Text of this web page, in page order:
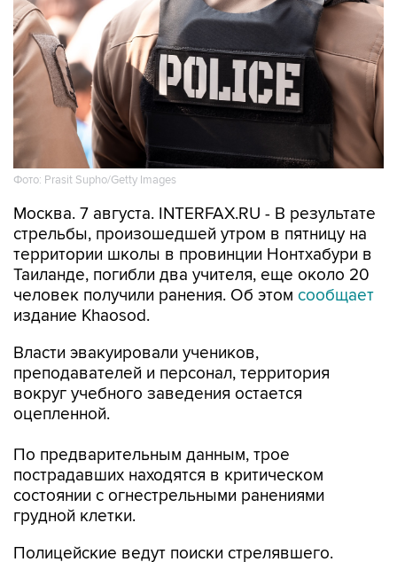
Фото: Prasit Supho/Getty Images
Москва. 7 августа. INTERFAX.RU - В результате
территории школы в провинции Нонтхабури в
Таиланде, погибли два учителя, еще около 20
человек получили ранения. Об этомсообщает
издание Khaosod.
Власти эвакуировали учеников,
вокруг учебного заведения остается
оцепленной.
По предварительным данным, трое
состоянии с огнестрельными ранениями
грудной клетки.
Полицейские ведут поиски стрелявшего.
нападению может быть причастен